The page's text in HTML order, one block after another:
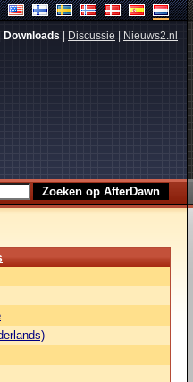
Downloads Discussie Nieuws2.nl